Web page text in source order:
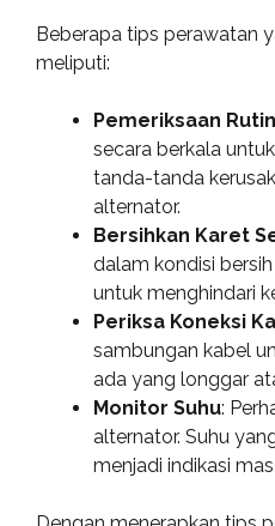
Beberapa tips perawatan
meliputi:
Pemeriksaan Rutin
secara berkala
tanda-tanda
alternator.
Bersihkan Karet
dalam kondisi
untuk menghindari
Periksa Koneksi
sambungan kabel
ada yang longgar
Monitor Suhu:
alternator. Suhu
menjadi indikasi